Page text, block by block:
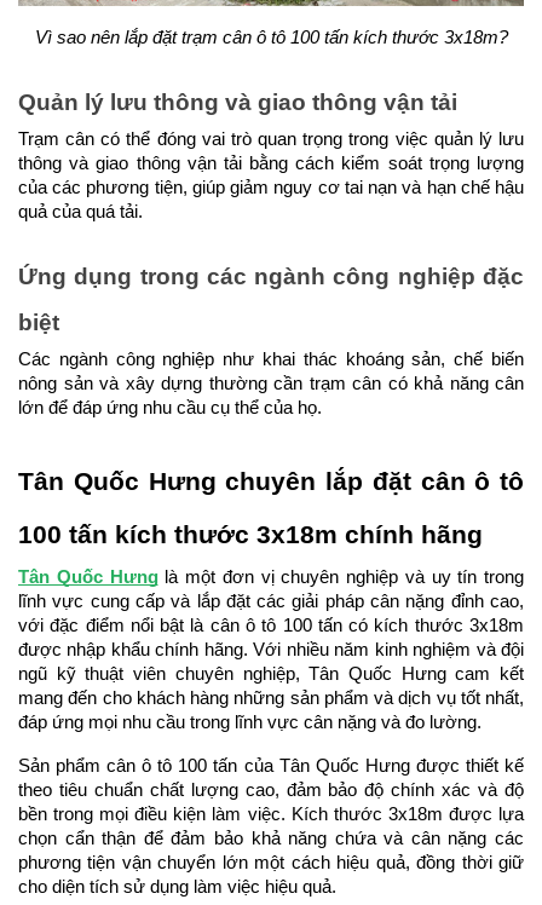
Vì sao nên lắp đặt trạm cân ô tô 100 tấn kích thước 3x18m?
Quản lý lưu thông và giao thông vận tải
Trạm cân có thể đóng vai trò quan trọng trong việc quản lý lưu
thông và giao thông vận tải bằng cách kiểm soát trọng lượng
của các phương tiện, giúp giảm nguy cơ tai nạn và hạn chế hậu
quả của quá tải.
Ứng dụng trong các ngành công nghiệp đặc
biệt
Các ngành công nghiệp như khai thác khoáng sản, chế biến
nông sản và xây dựng thường cần trạm cân có khả năng cân
lớn để đáp ứng nhu cầu cụ thể của họ.
Tân Quốc Hưng chuyên lắp đặt cân ô tô
100 tấn kích thước 3x18m chính hãng
Tân Quốc Hưng là một đơn vị chuyên nghiệp và uy tín trong
lĩnh vực cung cấp và lắp đặt các giải pháp cân nặng đỉnh cao,
với đặc điểm nổi bật là cân ô tô 100 tấn có kích thước 3x18m
được nhập khẩu chính hãng. Với nhiều năm kinh nghiệm và đội
ngũ kỹ thuật viên chuyên nghiệp, Tân Quốc Hưng cam kết
mang đến cho khách hàng những sản phẩm và dịch vụ tốt nhất,
đáp ứng mọi nhu cầu trong lĩnh vực cân nặng và đo lường.
Sản phẩm cân ô tô 100 tấn của Tân Quốc Hưng được thiết kế
theo tiêu chuẩn chất lượng cao, đảm bảo độ chính xác và độ
bền trong mọi điều kiện làm việc. Kích thước 3x18m được lựa
chọn cẩn thận để đảm bảo khả năng chứa và cân nặng các
phương tiện vận chuyển lớn một cách hiệu quả, đồng thời giữ
cho diện tích sử dụng làm việc hiệu quả.